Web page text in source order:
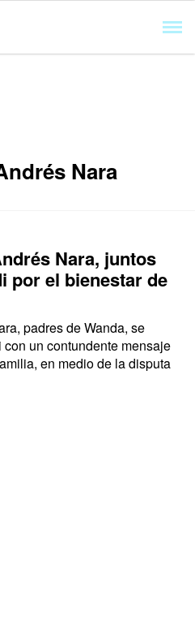
Nara
Nara, juntos
por el bienestar de
padres de Wanda, se
un contundente mensaje
en medio de la disputa